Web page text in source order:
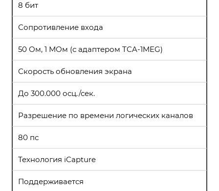
8 бит
Сопротивление входа
50 Ом, 1 МОм (с адаптером TCA-1MEG)
Скорость обновления экрана
До 300.000 осц./сек.
Разрешение по времени логических каналов
80 пс
Технология iCapture
Поддерживается